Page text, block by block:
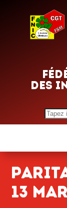
DES
Search
for:
13